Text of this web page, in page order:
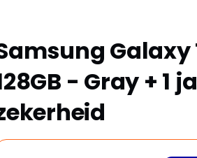
Galaxy
- Gray + 1